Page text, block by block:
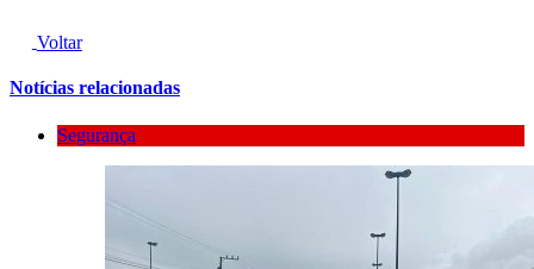
Voltar
Notícias relacionadas
Segurança